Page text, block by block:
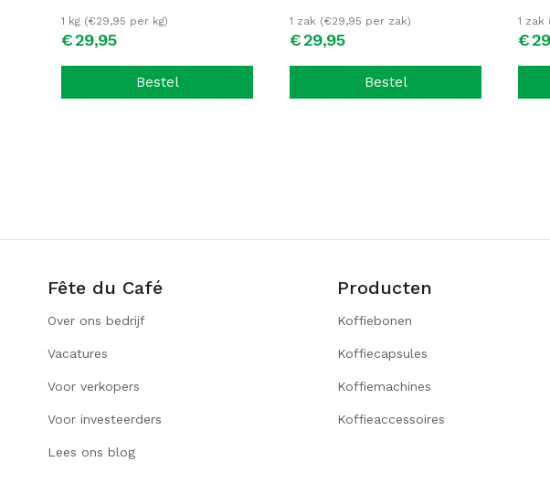
€29,95
1 kg (€29,95 per kg)
Bestel
€29,95
1 zak (€29,95 per zak)
Bestel
€
1 zak
Fête du Café
Over ons bedrijf
Vacatures
Voor verkopers
Voor investeerders
Lees ons blog
Producten
Koffiebonen
Koffiecapsules
Koffiemachines
Koffieaccessoires